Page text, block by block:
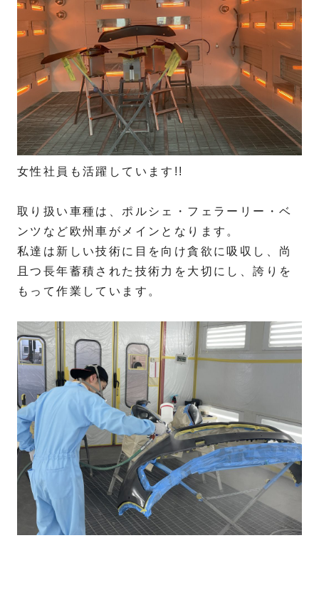
女性社員も活躍しています!!
取り扱い車種は、ポルシェ・フェラーリー・ベ
ンツなど欧州車がメインとなります。
私達は新しい技術に目を向け貪欲に吸収し、尚
且つ長年蓄積された技術力を大切にし、誇りを
もって作業しています。